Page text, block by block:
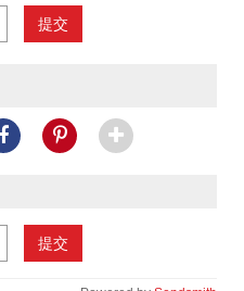
提交
提交